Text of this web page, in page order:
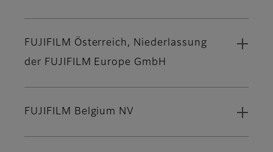
FUJIFILM Österreich, Niederlassung
der FUJIFILM Europe GmbH
FUJIFILM Belgium NV